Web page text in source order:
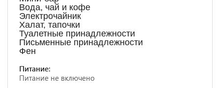
Вода, чай и кофе
Электрочайник
Халат, тапочки
Туалетные принадлежности
Письменные принадлежности
Фен
Питание:
Питание не включено